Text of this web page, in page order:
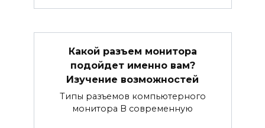
Какой разъем монитора
подойдет именно вам?
Изучение возможностей
Типы разъемов компьютерного
монитора В современную